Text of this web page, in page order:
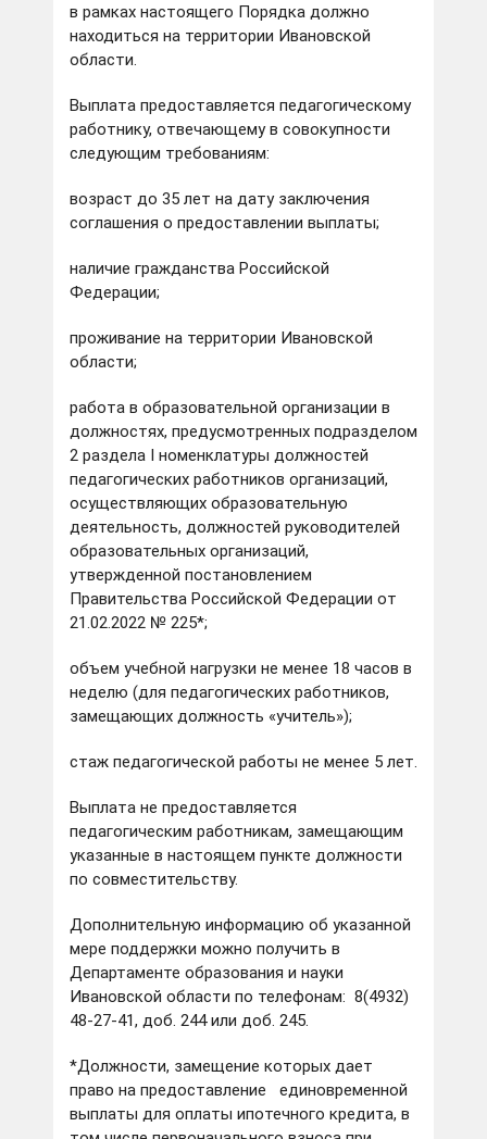
в рамках настоящего Порядка должно
находиться на территории Ивановской
области.
Выплата предоставляется педагогическому
работнику, отвечающему в совокупности
следующим требованиям:
возраст до 35 лет на дату заключения
соглашения о предоставлении выплаты;
наличие гражданства Российской
Федерации;
проживание на территории Ивановской
области;
работа в образовательной организации в
должностях, предусмотренных подразделом
2 раздела I номенклатуры должностей
педагогических работников организаций,
осуществляющих образовательную
деятельность, должностей руководителей
образовательных организаций,
утвержденной постановлением
Правительства Российской Федерации от
21.02.2022 № 225*;
объем учебной нагрузки не менее 18 часов в
неделю (для педагогических работников,
замещающих должность «учитель»);
стаж педагогической работы не менее 5 лет.
Выплата не предоставляется
педагогическим работникам, замещающим
указанные в настоящем пункте должности
по совместительству.
Дополнительную информацию об указанной
мере поддержки можно получить в
Департаменте образования и науки
Ивановской области по телефонам: 8(4932)
48-27-41, доб. 244 или доб. 245.
*Должности, замещение которых дает
право на предоставление единовременной
выплаты для оплаты ипотечного кредита, в